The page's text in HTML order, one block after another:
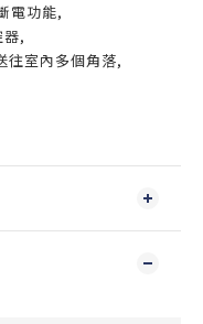
電功能,
,
往室內多個角落,